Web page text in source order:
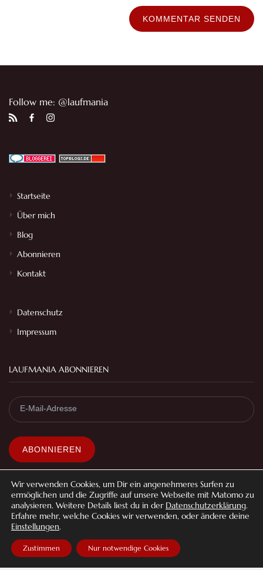
Follow me: @laufmania
Startseite
Über mich
Blog
Abonnieren
Kontakt
Datenschutz
Impressum
LAUFMANIA ABONNIEREN
Mit dem Absenden bestätigt du die Datenschutzerklärung.
© laufmania 2022 | Alle Rechte vorbehalten
Wir verwenden Cookies, um Dir ein angenehmeres Surfen zu
ermöglichen und die Zugriffe auf unsere Webseite mit Matomo zu
analysieren. Weitere Details liest du in der Datenschutzerklärung.
Erfahre mehr, welche Cookies wir verwenden, oder ändere deine
Einstellungen.
Zustimmen Nur notwendige Cookies